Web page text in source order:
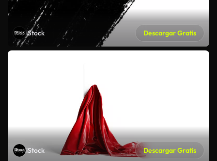
iStock Descargar Gratis
iStock Descargar Gratis